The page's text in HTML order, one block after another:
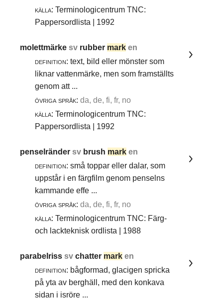
källa: Terminologicentrum TNC:
Pappersordlista | 1992
molettmärkesv rubber mark en
definition: text, bild eller mönster som
liknar vattenmärke, men som framställts
genom att ...
övriga språk: da, de, fi, fr, no
källa: Terminologicentrum TNC:
Pappersordlista | 1992
penselrändersv brush mark en
definition: små toppar eller dalar, som
uppstår i en färgfilm genom penselns
kammande effe ...
övriga språk: da, de, fi, fr, no
källa: Terminologicentrum TNC: Färg-
och lackteknisk ordlista | 1988
parabelrisssvchatter mark en
definition: bågformad, glacigen spricka
på yta av berghäll, med den konkava
sidan i isröre ...